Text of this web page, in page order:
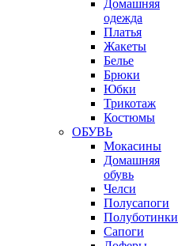
Домашняя
одежда
Платья
Жакеты
Белье
Брюки
Юбки
Трикотаж
Костюмы
ОБУВЬ
Мокасины
Домашняя
обувь
Челси
Полусапоги
Полуботинки
Сапоги